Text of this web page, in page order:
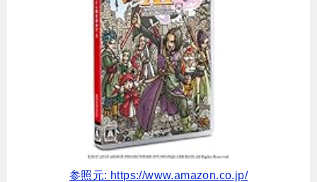
参照元: https://www.amazon.co.jp/